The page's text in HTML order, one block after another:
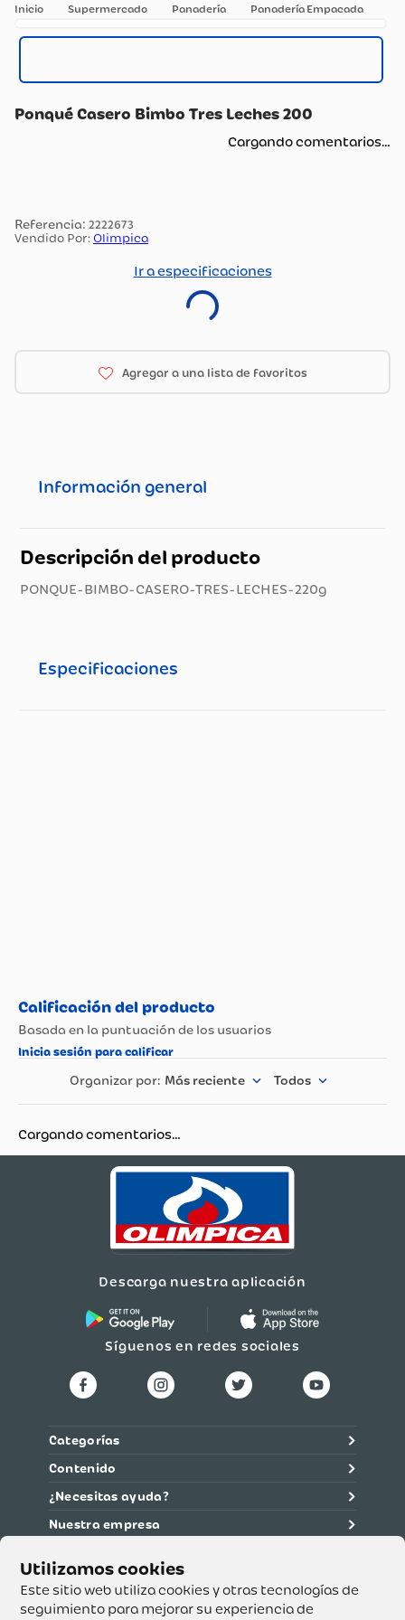
Este sitio web utiliza cookies y otras tecnologías de
seguimiento para mejorar su experiencia de
Supermercado Panadería Panadería Empacada
Ponqué Casero Bimbo Tres Leches 200
Cargando comentarios…
: 2222673
Vendido Por: Olimpica
Ir a especificaciones
Información general
Descripción del producto
PONQUE-BIMBO-CASERO-TRES-LECHES-220g
Especificaciones
Más reciente Todos
Cargando comentarios…
Descarga nuestra aplicación
Síguenos en redes sociales
Categorías
Contenido
¿Necesitas ayuda?
Nuestra empresa